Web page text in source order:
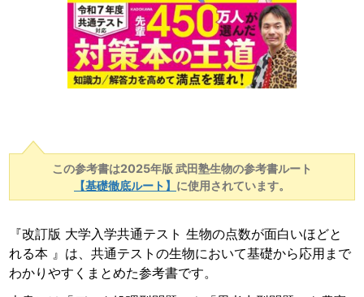
この参考書は2025年版 武田塾生物の参考書ルート
【基礎徹底ルート】 に使用されています。
『改訂版 大学入学共通テスト 生物の点数が面白いほどと
れる本 』は、共通テストの生物において基礎から応用まで
わかりやすくまとめた参考書です。